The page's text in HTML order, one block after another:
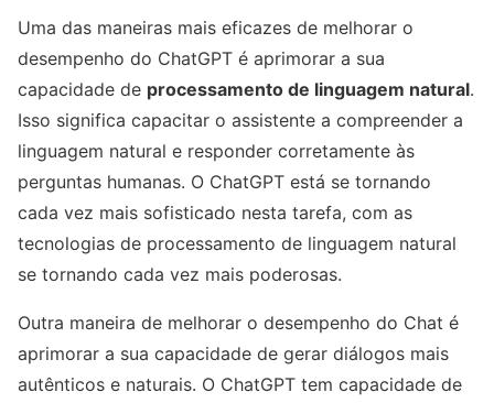
Uma das maneiras mais eficazes de melhorar o
desempenho do ChatGPT é aprimorar a sua
capacidade de processamento de linguagem natural.
Isso significa capacitar o assistente a compreender a
linguagem natural e responder corretamente às
perguntas humanas. O ChatGPT está se tornando
cada vez mais sofisticado nesta tarefa, com as
tecnologias de processamento de linguagem natural
se tornando cada vez mais poderosas.
Outra maneira de melhorar o desempenho do Chat é
aprimorar a sua capacidade de gerar diálogos mais
autênticos e naturais. O ChatGPT tem capacidade de